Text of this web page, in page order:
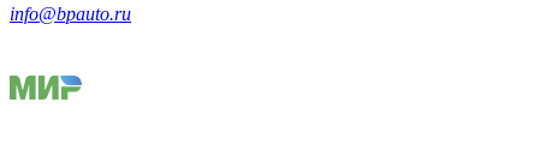
info@bpauto.ru